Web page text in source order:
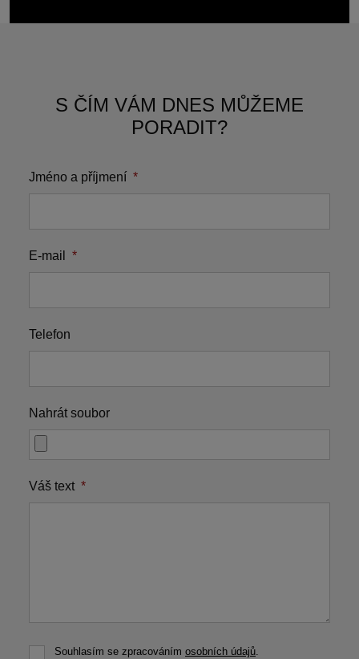
S ČÍM VÁM DNES MŮŽEME
PORADIT?
Jméno a příjmení *
E-mail *
Telefon
Nahrát soubor
Váš text *
SouhlasímSouhlasím se zpracováním osobních údajů